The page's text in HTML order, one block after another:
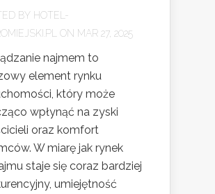
BY HOTEL-
ON MAR 27, 2025
najmem to
element rynku
który może
wpłynąć na zyski
oraz komfort
W miarę jak rynek
staje się coraz bardziej
umiejętność